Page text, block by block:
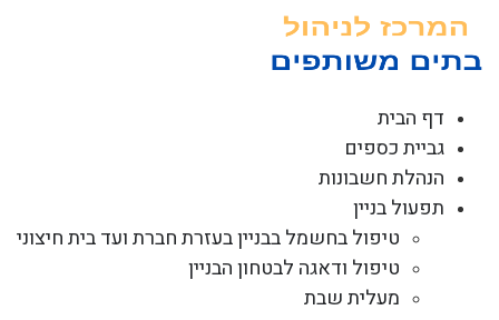
דף הבית
גביית כספים
הנהלת חשבונות
תפעול בניין
טיפול בחשמל בבניין בעזרת חברת ועד בית חיצוני
טיפול ודאגה לבטחון הבניין
מעלית שבת